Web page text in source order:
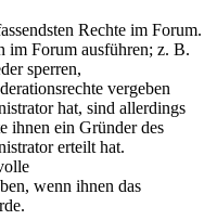
Rechte im Forum.
im Forum ausführen; z. B.
sperren,
vergeben
hat, sind allerdings
ihnen ein Gründer des
erteilt hat.
wenn ihnen das